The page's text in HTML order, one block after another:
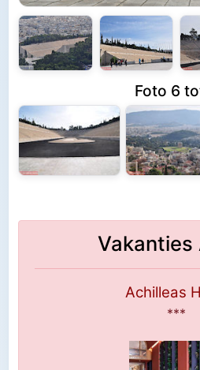
Foto 6
Vakanties
Achilleas
***